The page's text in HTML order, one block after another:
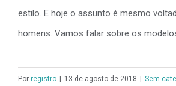
estilo. E hoje o assunto é mesmo
homens. Vamos falar sobre os
Por registro 13 de agosto de 2018
Sem